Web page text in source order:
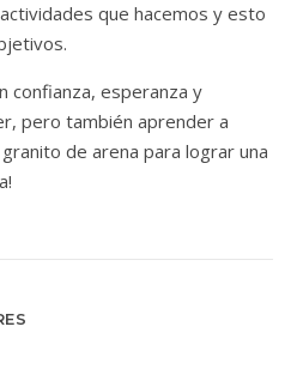
que hacemos y esto
confianza, esperanza y
pero también aprender a
de arena para lograr una